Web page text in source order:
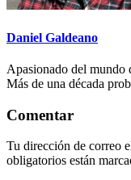
Daniel Galdeano
Apasionado del mundo
Más de una década
Comentar
Tu dirección de correo
obligatorios están